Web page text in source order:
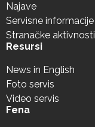
Najave
Servisne informacije
Stranačke aktivnosti
Resursi
News in English
Foto servis
Video servis
Fena